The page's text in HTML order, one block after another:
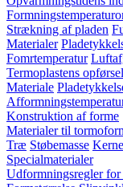
Strækning af pladen
Materialer
Fomrtemperatur
Termoplastens
Materiale
Konstruktion af forme
Materialer til
Træ Støbemasse
Specialmaterialer
Udformningsregler